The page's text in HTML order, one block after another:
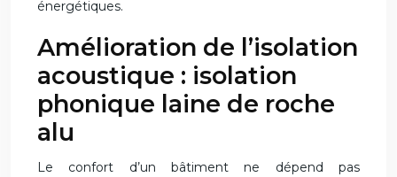
énergétiques.
Amélioration de l’isolation
acoustique : isolation
phonique laine de roche
alu
Le confort d’un bâtiment ne dépend pas